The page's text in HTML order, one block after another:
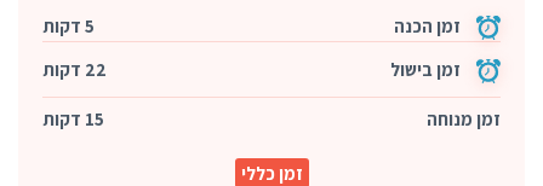
זמן הכנה
5 דקות
זמן בישול
22 דקות
זמן מנוחה 15 דקות
זמן כללי